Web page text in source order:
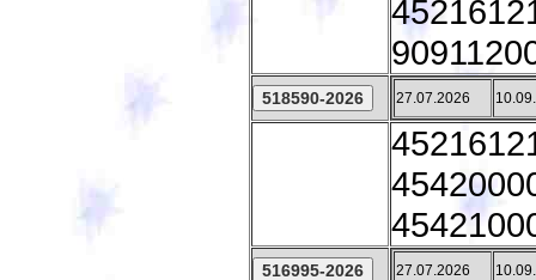
27.07.2026
27.07.2026